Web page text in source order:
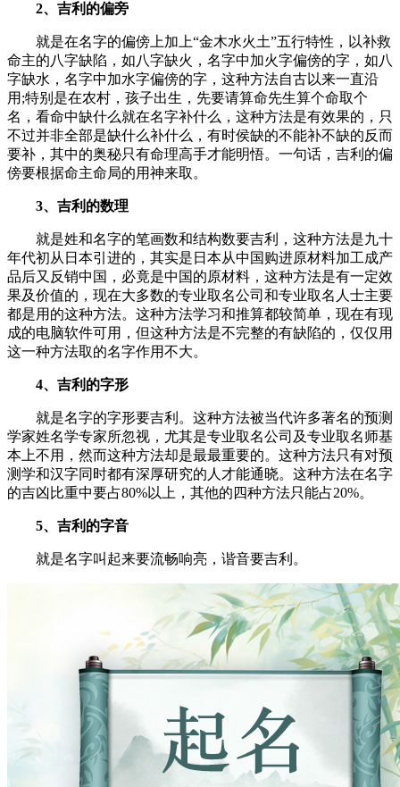
2、吉利的偏旁
就是在名字的偏傍上加上“金木水火土”五行特性，以补救
命主的八字缺陷，如八字缺火，名字中加火字偏傍的字，如八
字缺水，名字中加水字偏傍的字，这种方法自古以来一直沿
用;特别是在农村，孩子出生，先要请算命先生算个命取个
名，看命中缺什么就在名字补什么，这种方法是有效果的，只
不过并非全部是缺什么补什么，有时侯缺的不能补不缺的反而
要补，其中的奥秘只有命理高手才能明悟。一句话，吉利的偏
傍要根据命主命局的用神来取。
3、吉利的数理
就是姓和名字的笔画数和结构数要吉利，这种方法是九十
年代初从日本引进的，其实是日本从中国购进原材料加工成产
品后又反销中国，必竟是中国的原材料，这种方法是有一定效
果及价值的，现在大多数的专业取名公司和专业取名人士主要
都是用的这种方法。这种方法学习和推算都较简单，现在有现
成的电脑软件可用，但这种方法是不完整的有缺陷的，仅仅用
这一种方法取的名字作用不大。
4、吉利的字形
就是名字的字形要吉利。这种方法被当代许多著名的预测
学家姓名学专家所忽视，尤其是专业取名公司及专业取名师基
本上不用，然而这种方法却是最最重要的。这种方法只有对预
测学和汉字同时都有深厚研究的人才能通晓。这种方法在名字
的吉凶比重中要占80%以上，其他的四种方法只能占20%。
5、吉利的字音
就是名字叫起来要流畅响亮，谐音要吉利。